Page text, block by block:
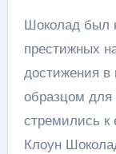
Шоколад был
престижных
достижения в
образцом для
стремились к
Клоун